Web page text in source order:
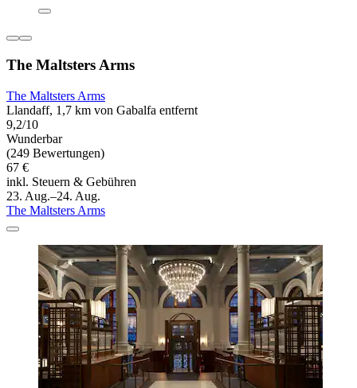
The Maltsters Arms
The Maltsters Arms
Llandaff, 1,7 km von Gabalfa entfernt
9,2/10
Wunderbar
(249 Bewertungen)
67 €
inkl. Steuern & Gebühren
23. Aug.–24. Aug.
The Maltsters Arms